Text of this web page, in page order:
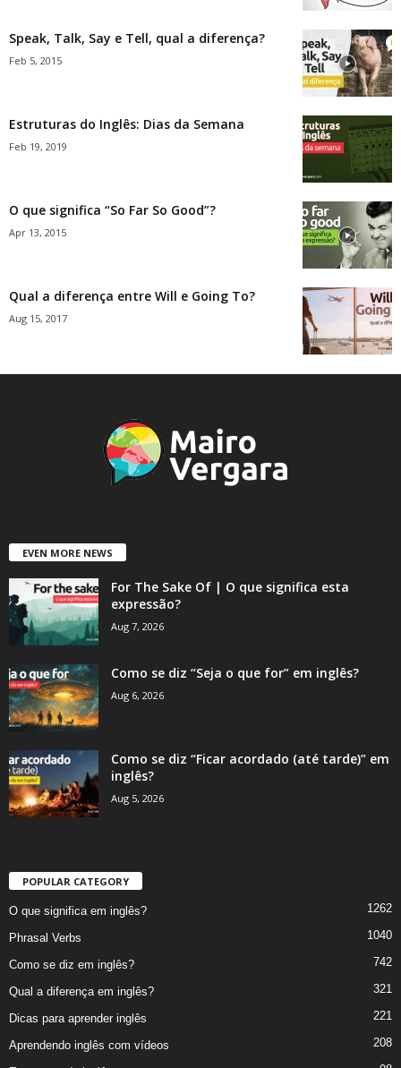
Speak, Talk, Say e Tell, qual a diferença?
Feb 5, 2015
Estruturas do Inglês: Dias da Semana
Feb 19, 2019
O que significa “So Far So Good”?
Apr 13, 2015
Qual a diferença entre Will e Going To?
Aug 15, 2017
EVEN MORE NEWS
For The Sake Of | O que significa esta
expressão?
Aug 7, 2026
Como se diz “Seja o que for” em inglês?
Aug 6, 2026
Como se diz “Ficar acordado (até tarde)” em
inglês?
Aug 5, 2026
POPULAR CATEGORY
O que significa em inglês? 1262
Phrasal Verbs 1040
Como se diz em inglês? 742
Qual a diferença em inglês? 321
Dicas para aprender inglês 221
Aprendendo inglês com vídeos 208